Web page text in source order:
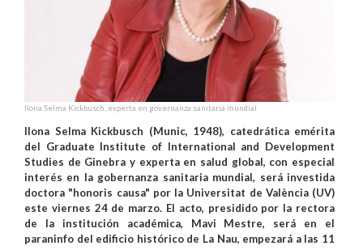
Ilona Selma Kickbusch, experta en governanza sanitaria mundial
Ilona Selma Kickbusch (Munic, 1948), catedrática emérita
del Graduate Institute of International and Development
Studies de Ginebra y experta en salud global, con especial
interés en la gobernanza sanitaria mundial, será investida
doctora "honoris causa" por la Universitat de València (UV)
este viernes 24 de marzo. El acto, presidido por la rectora
de la institución académica, Mavi Mestre, será en el
paraninfo del edificio histórico de La Nau, empezará a las 11